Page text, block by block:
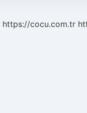
https://cocu.com.tr